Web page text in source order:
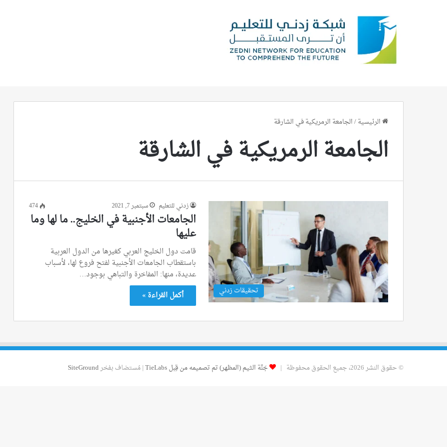
الرئيسية/الجامعة الرمريكية في الشارقة
الجامعة الرمريكية في الشارقة
تحقيقات زدني
زدني للتعليم سبتمبر 7, 2021 474
الجامعات الأجنبية في الخليج.. ما لها وما
عليها
قامت دول الخليج العربي كغيرها من الدول العربية
باستقطاب الجامعات الأجنبية لفتح فروع لها، لأسباب
عديدة، منها: المفاخرة والتباهي بوجود…
أكمل القراءة »
© حقوق النشر 2026، جميع الحقوق محفوظة | جَنَّة الثيم (المظهر) تم تصميمه من قِبل TieLabs | مُستضاف بفخرSiteGround